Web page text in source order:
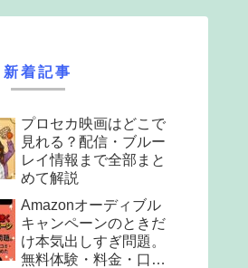
新着記事
プロセカ映画はどこで
見れる？配信・ブルー
レイ情報まで全部まと
めて解説
Amazonオーディブル
キャンペーンのときだ
け本気出しすぎ問題。
無料体験・料金・口コ